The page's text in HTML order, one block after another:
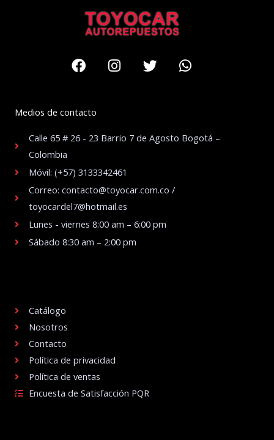
FacebookInstagram
TwitterWhatsapp
Medios de contacto
Calle 65 # 26 - 23 Barrio 7 de Agosto Bogotá –
Colombia
Móvil: (+57) 3133342461
Correo: contacto@toyocar.com.co /
toyocardel7@hotmail.es
Lunes - viernes 8:00 am – 6:00 pm
Sábado 8:30 am – 2:00 pm
Catálogo
Nosotros
Contacto
Política de privacidad
Política de ventas
Encuesta de Satisfacción PQR